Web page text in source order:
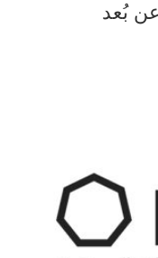
بُعد